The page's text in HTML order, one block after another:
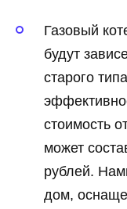
Газовый
будут
старого
стоимость
может
рублей.
дом,